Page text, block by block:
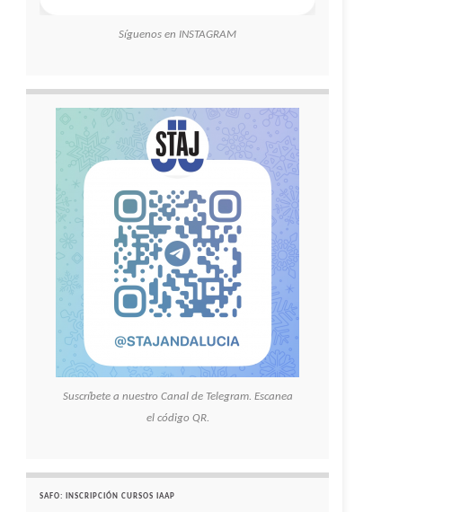
Síguenos en INSTAGRAM
Suscríbete a nuestro Canal de Telegram. Escanea
el código QR.
SAFO: INSCRIPCIÓN CURSOS IAAP